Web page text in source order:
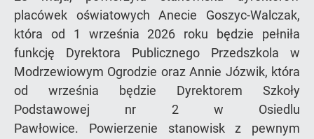
placówek oświatowych Anecie Goszyc-Walczak,
która od 1 września 2026 roku będzie pełniła
funkcję Dyrektora Publicznego Przedszkola w
Modrzewiowym Ogrodzie oraz Annie Józwik, która
od września będzie Dyrektorem Szkoły
Podstawowej nr 2 w Osiedlu
Pawłowice. Powierzenie stanowisk z pewnym